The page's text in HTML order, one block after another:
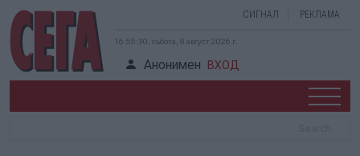
СИГНАЛ РЕКЛАМА
16:55:31, събота, 8 август 2026 г.
Анонимен ВХОД